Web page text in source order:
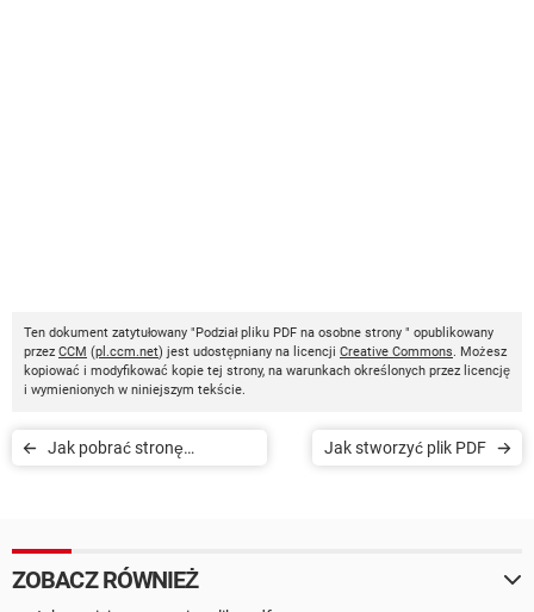
Ten dokument zatytułowany "Podział pliku PDF na osobne strony " opublikowany
przez CCM (pl.ccm.net) jest udostępniany na licencji Creative Commons. Możesz
kopiować i modyfikować kopie tej strony, na warunkach określonych przez licencję
i wymienionych w niniejszym tekście.
Jak pobrać stronę
Jak stworzyć plik PDF
ZOBACZ RÓWNIEŻ